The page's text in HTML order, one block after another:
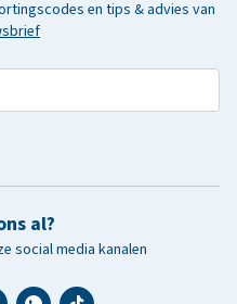
en tips & advies van
al?
social media kanalen